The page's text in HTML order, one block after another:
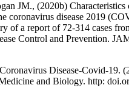
JM., (2020b) Characteristics
coronavirus disease 2019
of a report of 72-314 cases
Control and Prevention.
Disease-Covid-19.
and Biology. http: